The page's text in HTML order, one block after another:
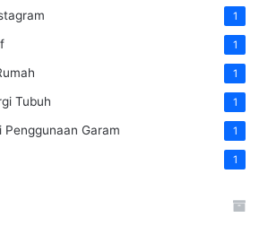
1
1
1
Tubuh 1
Garam 1
1